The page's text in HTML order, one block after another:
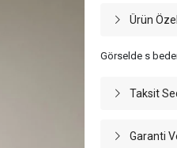
Ürün
Görselde s
Taksit
Garanti